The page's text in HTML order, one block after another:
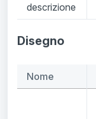
descrizione
Disegno
Nome